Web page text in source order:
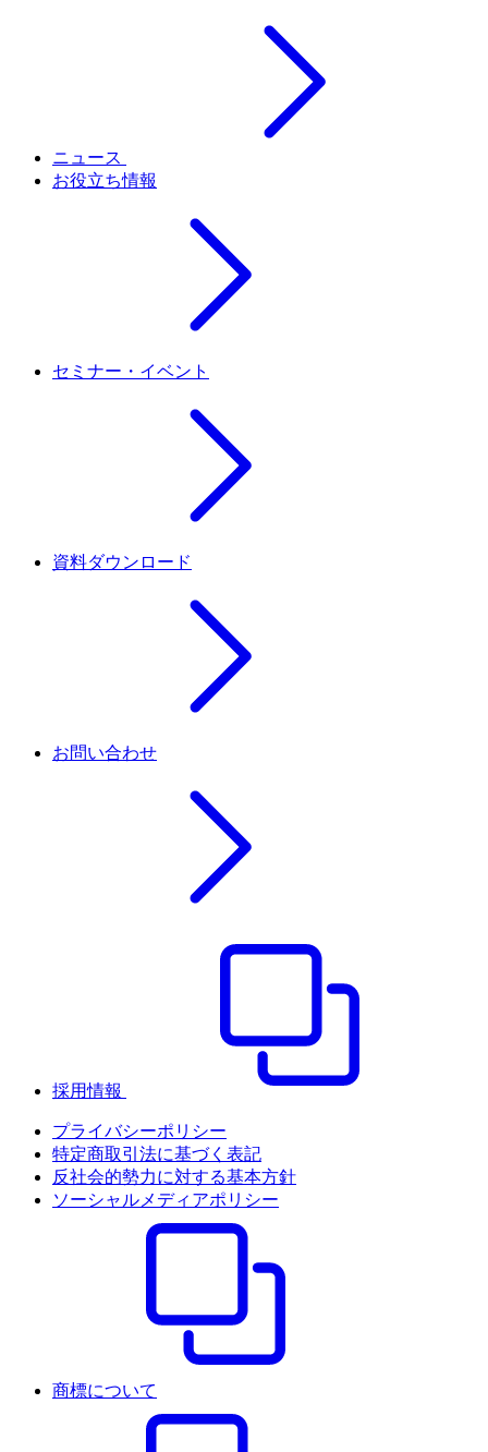
ニュース
お役立ち情報
セミナー・イベント
資料ダウンロード
お問い合わせ
採用情報
プライバシーポリシー
特定商取引法に基づく表記
反社会的勢力に対する基本方針
ソーシャルメディアポリシー
商標について